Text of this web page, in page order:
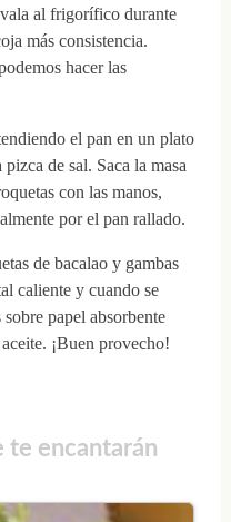
al frigorífico durante
más consistencia.
hacer las
el pan en un plato
de sal. Saca la masa
con las manos,
por el pan rallado.
de bacalao y gambas
caliente y cuando se
papel absorbente
¡Buen provecho!
te encantarán